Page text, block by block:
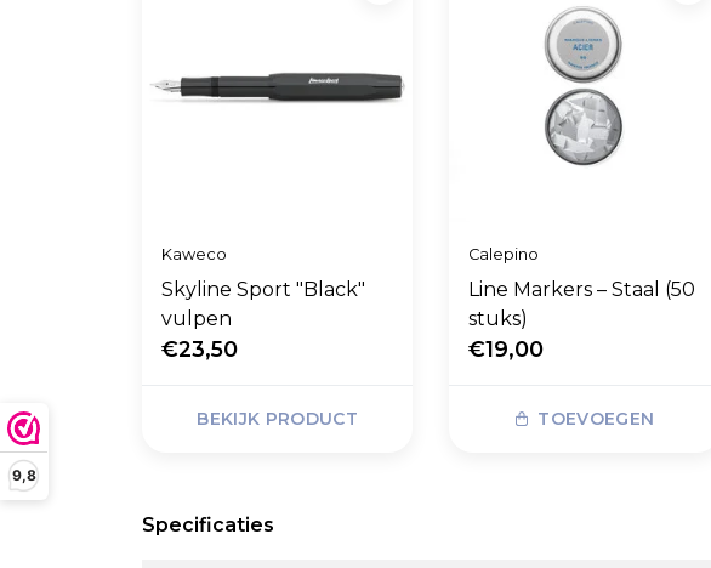
9,8
Specificaties
Kaweco
Skyline Sport "Black"
vulpen
€23,50
BEKIJK PRODUCT
Calepino
Line Markers – Staal (50
stuks)
€19,00
TOEVOEGEN